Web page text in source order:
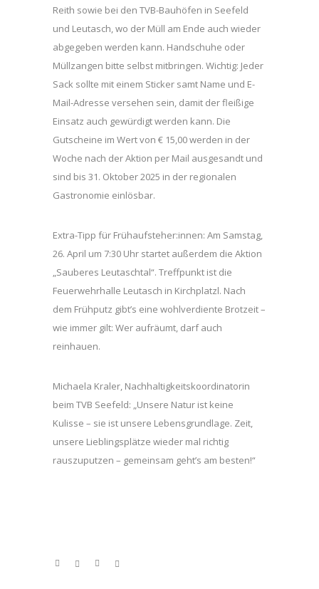
Reith sowie bei den TVB-Bauhöfen in Seefeld
und Leutasch, wo der Müll am Ende auch wieder
abgegeben werden kann. Handschuhe oder
Müllzangen bitte selbst mitbringen. Wichtig: Jeder
Sack sollte mit einem Sticker samt Name und E-
Mail-Adresse versehen sein, damit der fleißige
Einsatz auch gewürdigt werden kann. Die
Gutscheine im Wert von € 15,00 werden in der
Woche nach der Aktion per Mail ausgesandt und
sind bis 31. Oktober 2025 in der regionalen
Gastronomie einlösbar.
Extra-Tipp für Frühaufsteher:innen: Am Samstag,
26. April um 7:30 Uhr startet außerdem die Aktion
„Sauberes Leutaschtal“. Treffpunkt ist die
Feuerwehrhalle Leutasch in Kirchplatzl. Nach
dem Frühputz gibt’s eine wohlverdiente Brotzeit –
wie immer gilt: Wer aufräumt, darf auch
reinhauen.
Michaela Kraler, Nachhaltigkeitskoordinatorin
beim TVB Seefeld: „Unsere Natur ist keine
Kulisse – sie ist unsere Lebensgrundlage. Zeit,
unsere Lieblingsplätze wieder mal richtig
rauszuputzen – gemeinsam geht’s am besten!“